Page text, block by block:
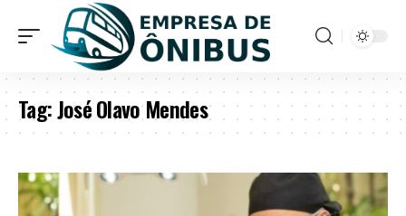
Tag:José Olavo Mendes